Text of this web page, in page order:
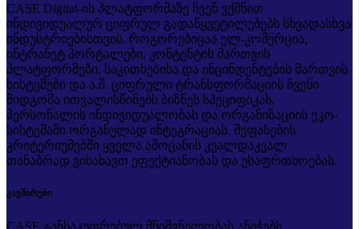
CASE Digital-ის პლატფორმაზე ჩვენ ვქმნით
ინდივიდუალურ ციფრულ გადაწყვეტილებებს სხვადასხვა
ინდუსტრიებისთვის, როგორებიცაა ელ-კომერცია,
ინტრანეტ პორტალები, კონტენტის მართვის
პლატფორმები, საკითხებისა და ინცინდენტების მართვის
სისტემები და ა.შ. ციფრული ტრანსფორმაციის ჩვენი
მიდგომა ითვალისწინებს ბიზნეს სპეციფიკას,
პერსონალის ინდივიდუალობას და ორგანიზაციის ეკო-
სისტემაში ორგანულად ინტეგრაციას. შეფასების
კრიტერიუმებში ყველა ამოცანის კვალდაკვალ
თანაბრად ვისახავთ ეფექტიანობას და უსაფრთხოებას.
კავშირები
CASE განსაკუთრებულ მნიშვნელობას ანიჭებს